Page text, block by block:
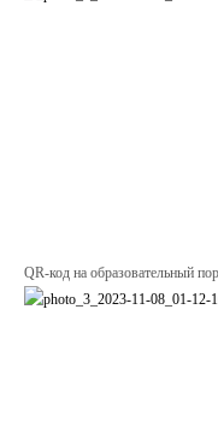
QR-код на образовательный